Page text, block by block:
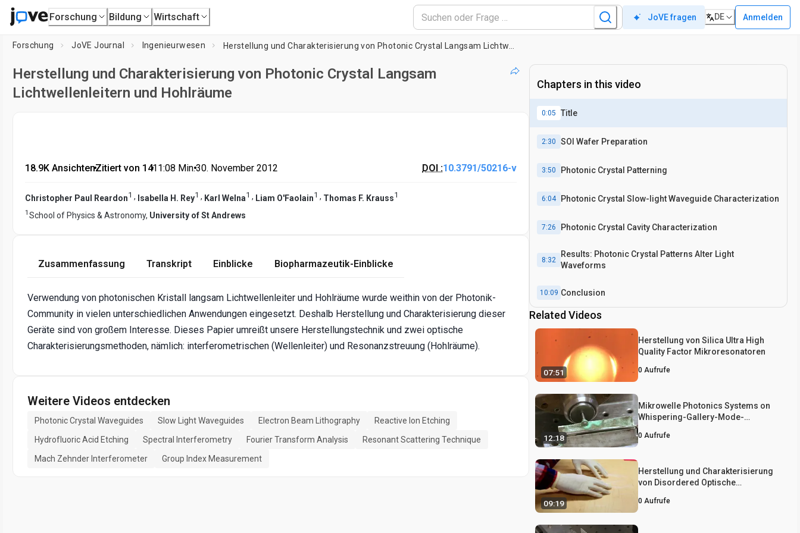
Forschung Bildung Wirtschaft JoVE fragen DE Anmelden
Forschung JoVE Journal Ingenieurwesen
Herstellung und Charakterisierung von Photonic Crystal Langsam
Lichtwellenleitern und Hohlräume
18.9K Ansichten•Zitiert von 14•11:08 Min.•30. November 2012 DOI :10.3791/50216-v
Christopher Paul Reardon1 , Isabella H. Rey1 , Karl Welna1 , Liam O'Faolain1 , Thomas F. Krauss1
1 School of Physics & Astronomy, University of St Andrews
Zusammenfassung Transkript Einblicke Biopharmazeutik-Einblicke
Verwendung von photonischen Kristall langsam Lichtwellenleiter und Hohlräume wurde weithin von der Photonik-
Community in vielen unterschiedlichen Anwendungen eingesetzt. Deshalb Herstellung und Charakterisierung dieser
Geräte sind von großem Interesse. Dieses Papier umreißt unsere Herstellungstechnik und zwei optische
Charakterisierungsmethoden, nämlich: interferometrischen (Wellenleiter) und Resonanzstreuung (Hohlräume).
Weitere Videos entdecken
Photonic Crystal Waveguides Slow Light Waveguides Electron Beam Lithography
Reactive Ion Etching
Hydrofluoric Acid Etching
Spectral Interferometry Fourier Transform Analysis
Resonant Scattering Technique
Mach Zehnder Interferometer
Group Index Measurement
Chapters in this video
0:05 Title
2:30 SOI Wafer Preparation
3:50 Photonic Crystal Patterning
6:04 Photonic Crystal Slow-light Waveguide Characterization
7:26 Photonic Crystal Cavity Characterization
8:32
Results: Photonic Crystal Patterns Alter Light
Waveforms
10:09 Conclusion
Related Videos
07:51
Herstellung von Silica Ultra High
Quality Factor Mikroresonatoren
0 Aufrufe
12:18
Mikrowelle Photonics Systems on
Whispering-Gallery-Mode-
0 Aufrufe
09:19
Herstellung und Charakterisierung
von Disordered Optische
Localization of Light
0 Aufrufe